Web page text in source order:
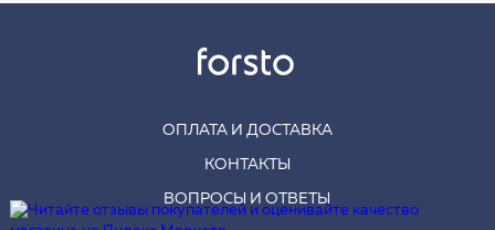
ОПЛАТА И ДОСТАВКА
КОНТАКТЫ
ВОПРОСЫ И ОТВЕТЫ